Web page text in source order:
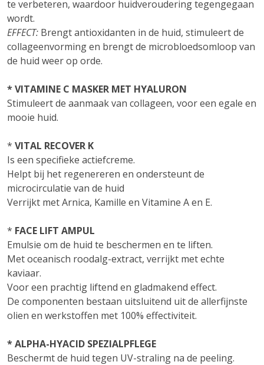
te verbeteren, waardoor huidveroudering tegengegaan
wordt.
EFFECT: Brengt antioxidanten in de huid, stimuleert de
collageenvorming en brengt de microbloedsomloop van
de huid weer op orde.
* VITAMINE C MASKER MET HYALURON
Stimuleert de aanmaak van collageen, voor een egale en
mooie huid.
* VITAL RECOVER K
Is een specifieke actiefcreme.
Helpt bij het regenereren en ondersteunt de
microcirculatie van de huid
Verrijkt met Arnica, Kamille en Vitamine A en E.
* FACE LIFT AMPUL
Emulsie om de huid te beschermen en te liften.
Met oceanisch roodalg-extract, verrijkt met echte
kaviaar.
Voor een prachtig liftend en gladmakend effect.
De componenten bestaan uitsluitend uit de allerfijnste
olien en werkstoffen met 100% effectiviteit.
* ALPHA-HYACID SPEZIALPFLEGE
Beschermt de huid tegen UV-straling na de peeling.